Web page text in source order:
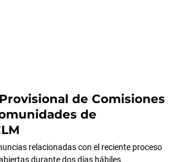
de Comisiones
de
relacionadas con el reciente proceso
durante dos días hábiles,